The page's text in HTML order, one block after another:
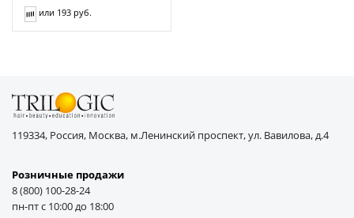
или 193 руб.
119334, Россия, Москва, м.Ленинский проспект, ул. Вавилова, д.4
Розничные продажи
8 (800) 100-28-24
пн-пт с 10:00 до 18:00